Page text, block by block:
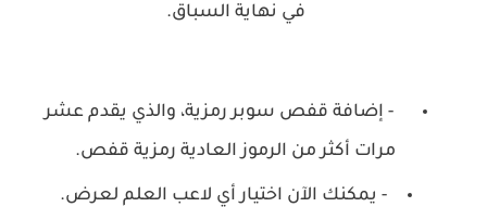
في نهاية السباق.
- إضافة قفص سوبر رمزية، والذي يقدم عشر
مرات أكثر من الرموز العادية رمزية قفص.
- يمكنك الآن اختيار أي لاعب العلم لعرض.